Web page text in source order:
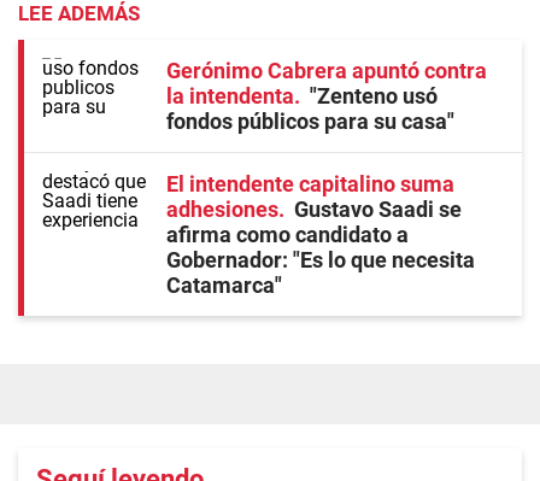
LEE ADEMÁS
Gerónimo Cabrera apuntó contra
la intendenta
"Zenteno usó
fondos públicos para su casa"
El intendente capitalino suma
adhesiones
Gustavo Saadi se
afirma como candidato a
Gobernador: "Es lo que necesita
Catamarca"